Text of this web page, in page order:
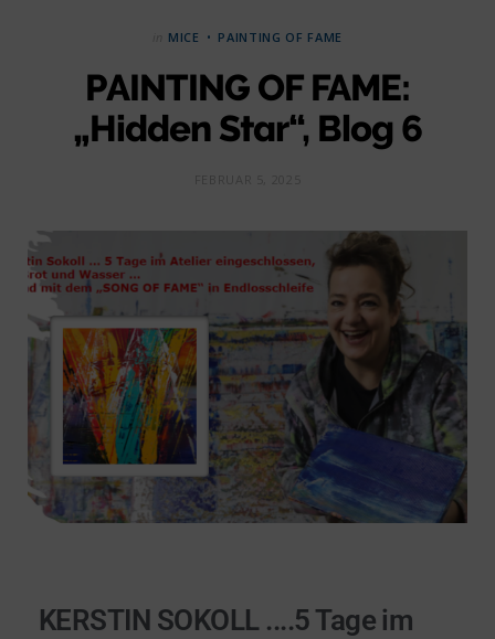
MICE PAINTING OF FAME
PAINTING OF FAME:
„Hidden Star“, Blog 6
KERSTIN SOKOLL ....5 Tage im